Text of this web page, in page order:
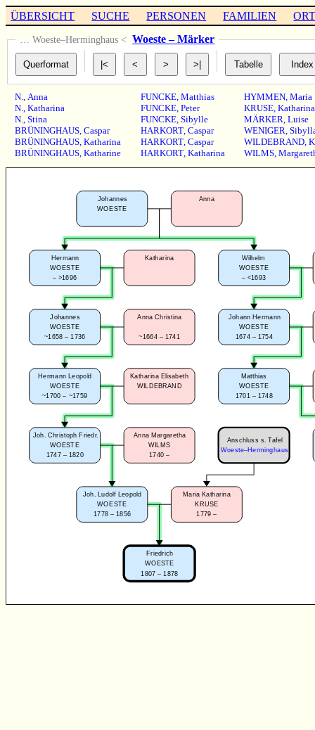
ÜBERSICHT SUCHE PERSONEN FAMILIEN
… Woeste–Herminghaus < Woeste – Märker
N.,Anna
N.,Katharina
N.,Stina
BRÜNINGHAUS,Caspar
BRÜNINGHAUS,Katharina
BRÜNINGHAUS,Katharine
FUNCKE, Matthias
FUNCKE, Peter
FUNCKE, Sibylle
HARKORT, Caspar
HARKORT, Caspar
HARKORT, Katharina
HYMMEN, Maria
KRUSE, Katharina
MÄRKER, Luise
WENIGER,
WILDEBRAND,
WILMS,
Matthias
WOESTE
1701 – 1748
Johann Hermann
WOESTE
1674 – 1754
Wilhelm
WOESTE
– <1693
Johannes
WOESTE
Anna
Hermann
WOESTE
– >1696
Katharina
Johannes
WOESTE
~1658 – 1736
Anna Christina
~1664 – 1741
Hermann Leopold
WOESTE
~1700 – ~1759
Katharina Elisabeth
WILDEBRAND
Joh. Christoph Friedr.
WOESTE
1747 – 1820
Anna Margaretha
WILMS
1740 –
Joh. Ludolf Leopold
WOESTE
1778 – 1856
Maria Katharina
KRUSE
1779 –
Friedrich
WOESTE
1807 – 1878
Anschluss s. Tafel
Woeste–Herminghaus